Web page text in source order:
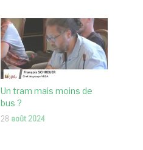
Un tram mais moins de
bus ?
28 août 2024